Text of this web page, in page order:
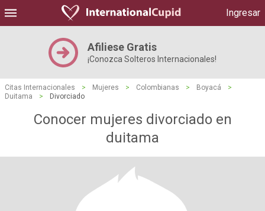
Ingresar
Afiliese Gratis
¡Conozca Solteros Internacionales!
Citas Internacionales > Mujeres > Colombianas > Boyacá
>
Duitama
> Divorciado
Conocer mujeres divorciado en
duitama